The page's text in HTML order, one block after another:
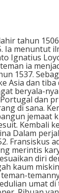
tahun
Ia menuntut
Ignatius
ia
1537.
Asia dan tiba
beryala-
dan
di sana.
jemaat
Kembali
Dalam
Fransiskus
merintis
diri
kaum
umat di